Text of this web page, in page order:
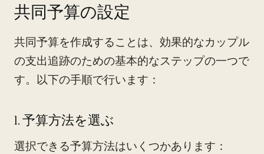
共同予算の設定
共同予算を作成することは、効果的なカップル
の支出追跡のための基本的なステップの一つで
す。以下の手順で行います：
1. 予算方法を選ぶ
選択できる予算方法はいくつかあります：